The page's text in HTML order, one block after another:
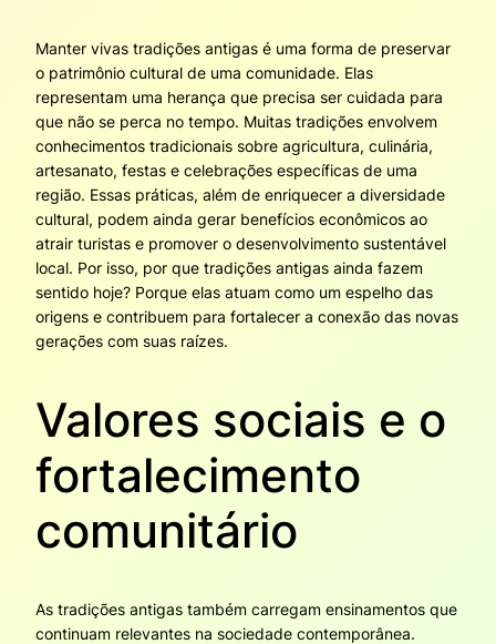
Manter vivas tradições antigas é uma forma de preservar
o patrimônio cultural de uma comunidade. Elas
representam uma herança que precisa ser cuidada para
que não se perca no tempo. Muitas tradições envolvem
conhecimentos tradicionais sobre agricultura, culinária,
artesanato, festas e celebrações específicas de uma
região. Essas práticas, além de enriquecer a diversidade
cultural, podem ainda gerar benefícios econômicos ao
atrair turistas e promover o desenvolvimento sustentável
local. Por isso, por que tradições antigas ainda fazem
sentido hoje? Porque elas atuam como um espelho das
origens e contribuem para fortalecer a conexão das novas
gerações com suas raízes.
Valores sociais e o
fortalecimento
comunitário
As tradições antigas também carregam ensinamentos que
continuam relevantes na sociedade contemporânea.